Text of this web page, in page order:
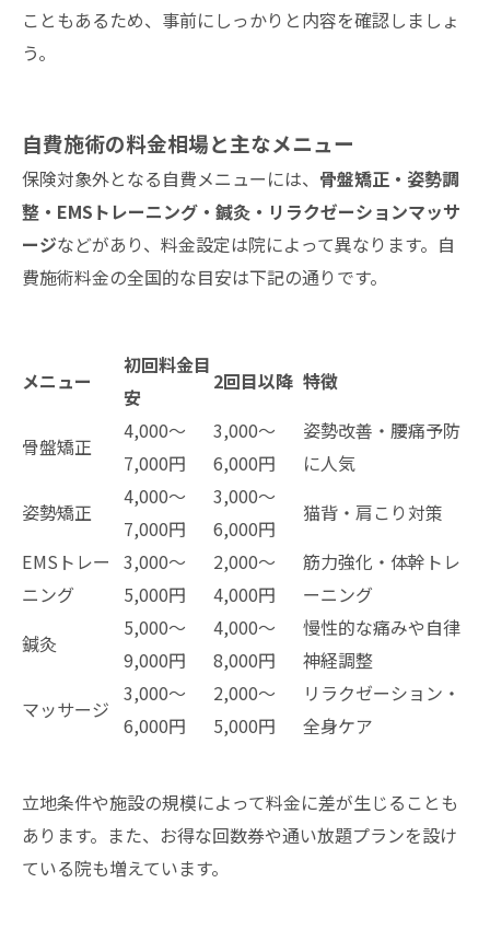
こともあるため、事前にしっかりと内容を確認しましょ
う。
自費施術の料金相場と主なメニュー
保険対象外となる自費メニューには、 骨盤矯正・姿勢調
整・EMSトレーニング・鍼灸・リラクゼーションマッサ
ージなどがあり、料金設定は院によって異なります。自
費施術料金の全国的な目安は下記の通りです。
メニュー
初回料金目
安
2回目以降 特徴
骨盤矯正
4,000～
7,000円
3,000～
6,000円
姿勢改善・腰痛予防
に人気
姿勢矯正
4,000～
7,000円
3,000～
6,000円
猫背・肩こり対策
EMSトレー
ニング
3,000～
5,000円
2,000～
4,000円
筋力強化・体幹トレ
ーニング
鍼灸
5,000～
9,000円
4,000～
8,000円
慢性的な痛みや自律
神経調整
マッサージ
3,000～
6,000円
2,000～
5,000円
リラクゼーション・
全身ケア
立地条件や施設の規模によって料金に差が生じることも
あります。また、お得な回数券や通い放題プランを設け
ている院も増えています。